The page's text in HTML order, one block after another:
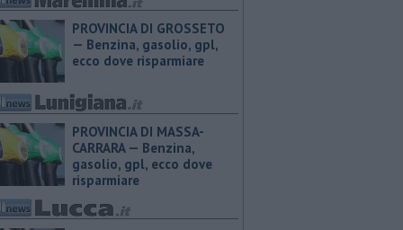
PROVINCIA DI GROSSETO
— ​Benzina, gasolio, gpl,
ecco dove risparmiare
PROVINCIA DI MASSA-
CARRARA — ​Benzina,
gasolio, gpl, ecco dove
risparmiare